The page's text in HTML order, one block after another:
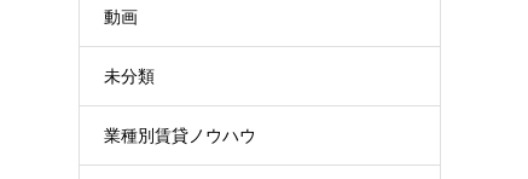
動画
未分類
業種別賃貸ノウハウ